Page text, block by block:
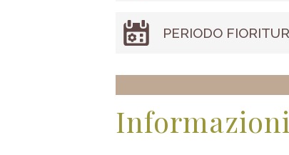
PERIODO
Informazioni